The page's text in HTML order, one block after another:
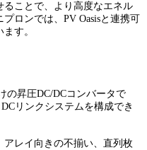
ことで、より高度なエネル
ロンでは、PV Oasisと連携可
す。
の昇圧DC/DCコンバータで
リンクシステムを構成でき
レイ向きの不揃い、直列枚